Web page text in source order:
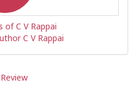
of C V Rappai
C V Rappai